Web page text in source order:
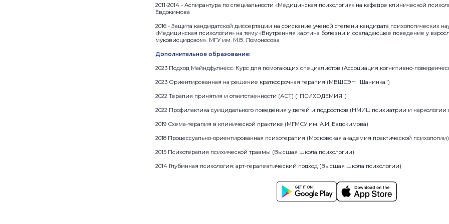
2011-2014 - Аспирантура по специальности «Медицинская психология» на кафедре клинической
Евдокимова
2016 - Защита кандидатской диссертации на соискание ученой степени кандидата психологических
«Медицинская психология» на тему «Внутренняя картина болезни и совладающее поведение у
муковисцидозом». МГУ им. М.В. Ломоносова
Дополнительное образование:
2023 Подход Майндфулнесс. Курс для помогающих специалистов (Ассоциация когнитивно-
2023 Ориентированная на решение краткосрочная терапия (МВШСЭН "Шанинка")
2022 Терапия принятия и ответственности (АСТ) ("ПСИХОДЕМИЯ")
2022 Профилактика суицидального поведения у детей и подростков (НМИЦ психиатрии и наркологии
2019 Схема-терапия в клинической практике (МГМСУ им. А.И, Евдокимова)
2018 Процессуально-ориентированная психотерапия (Московская академия практической психологии)
2015 Психотерапия психической травмы (Высшая школа психологии)
2014 Глубинная психология: арт-терапевтический подход (Высшая школа психологии)